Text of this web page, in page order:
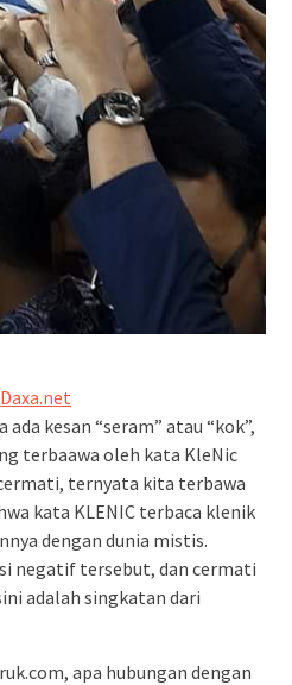
kesan “seram” atau “kok”,
terbaawa oleh kata KleNic
ternyata kita terbawa
kata KLENIC terbaca klenik
dengan dunia mistis.
negatif tersebut, dan cermati
adalah singkatan dari
apa hubungan dengan